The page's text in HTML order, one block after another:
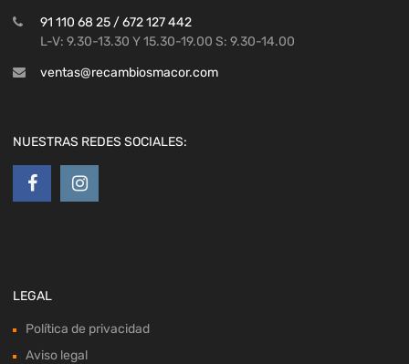
91 110 68 25 / 672 127 442
L-V: 9.30-13.30 Y 15.30-19.00 S: 9.30-14.00
ventas@recambiosmacor.com
NUESTRAS REDES SOCIALES:
LEGAL
Política de privacidad
Aviso legal